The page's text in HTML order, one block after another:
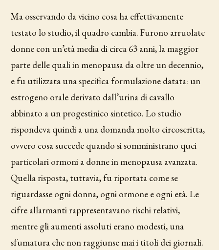
Ma osservando da vicino cosa ha effettivamente
testato lo studio, il quadro cambia. Furono arruolate
donne con un’età media di circa 63 anni, la maggior
parte delle quali in menopausa da oltre un decennio,
e fu utilizzata una specifica formulazione datata: un
estrogeno orale derivato dall’urina di cavallo
abbinato a un progestinico sintetico. Lo studio
rispondeva quindi a una domanda molto circoscritta,
ovvero cosa succede quando si somministrano quei
particolari ormoni a donne in menopausa avanzata.
Quella risposta, tuttavia, fu riportata come se
riguardasse ogni donna, ogni ormone e ogni età. Le
cifre allarmanti rappresentavano rischi relativi,
mentre gli aumenti assoluti erano modesti, una
sfumatura che non raggiunse mai i titoli dei giornali.